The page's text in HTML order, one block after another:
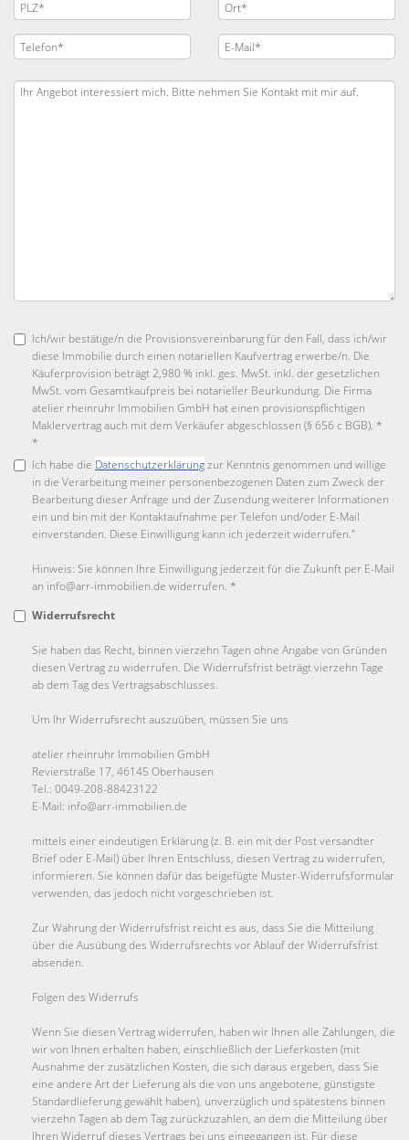
Ich/wir bestätige/n die Provisionsvereinbarung für den Fall, dass ich/wir
diese Immobilie durch einen notariellen Kaufvertrag erwerbe/n. Die
Käuferprovision beträgt 2,980 % inkl. ges. MwSt. inkl. der gesetzlichen
MwSt. vom Gesamtkaufpreis bei notarieller Beurkundung. Die Firma
atelier rheinruhr Immobilien GmbH hat einen provisionspflichtigen
Maklervertrag auch mit dem Verkäufer abgeschlossen (§ 656 c BGB). *
*
Ich habe die Datenschutzerklärungzur Kenntnis genommen und willige
in die Verarbeitung meiner personenbezogenen Daten zum Zweck der
Bearbeitung dieser Anfrage und der Zusendung weiterer Informationen
ein und bin mit der Kontaktaufnahme per Telefon und/oder E-Mail
einverstanden. Diese Einwilligung kann ich jederzeit widerrufen.”
Hinweis: Sie können Ihre Einwilligung jederzeit für die Zukunft per E-Mail
an info@arr-immobilien.de widerrufen. *
Widerrufsrecht
Sie haben das Recht, binnen vierzehn Tagen ohne Angabe von Gründen
diesen Vertrag zu widerrufen. Die Widerrufsfrist beträgt vierzehn Tage
ab dem Tag des Vertragsabschlusses.
Um Ihr Widerrufsrecht auszuüben, müssen Sie uns
atelier rheinruhr Immobilien GmbH
Revierstraße 17, 46145 Oberhausen
Tel.: 0049-208-88423122
E-Mail: info@arr-immobilien.de
mittels einer eindeutigen Erklärung (z. B. ein mit der Post versandter
Brief oder E-Mail) über Ihren Entschluss, diesen Vertrag zu widerrufen,
informieren. Sie können dafür das beigefügte Muster-Widerrufsformular
verwenden, das jedoch nicht vorgeschrieben ist.
Zur Wahrung der Widerrufsfrist reicht es aus, dass Sie die Mitteilung
über die Ausübung des Widerrufsrechts vor Ablauf der Widerrufsfrist
absenden.
Folgen des Widerrufs
Wenn Sie diesen Vertrag widerrufen, haben wir Ihnen alle Zahlungen, die
wir von Ihnen erhalten haben, einschließlich der Lieferkosten (mit
Ausnahme der zusätzlichen Kosten, die sich daraus ergeben, dass Sie
eine andere Art der Lieferung als die von uns angebotene, günstigste
Standardlieferung gewählt haben), unverzüglich und spätestens binnen
vierzehn Tagen ab dem Tag zurückzuzahlen, an dem die Mitteilung über
Ihren Widerruf dieses Vertrags bei uns eingegangen ist. Für diese